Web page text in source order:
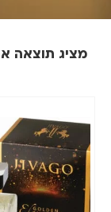
מחיר
₪
₪
מציג תוצאה